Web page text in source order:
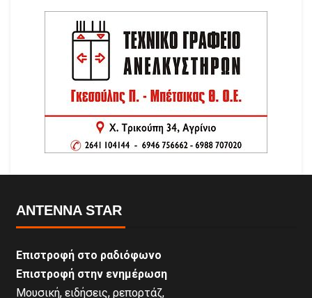
ANTENNA STAR
Επιστροφή στο ραδιόφωνο
Επιστροφή στην ενημέρωση
Μουσική, ειδήσεις, ρεπορτάζ,